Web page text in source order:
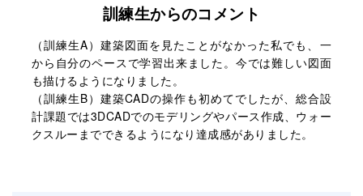
訓練生からのコメント
（訓練生A）建築図面を見たことがなかった私でも、一
から自分のペースで学習出来ました。今では難しい図面
も描けるようになりました。
（訓練生B）建築CADの操作も初めてでしたが、総合設
計課題では3DCADでのモデリングやパース作成、ウォー
クスルーまでできるようになり達成感がありました。